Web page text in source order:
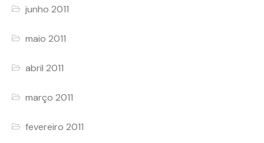
junho 2011
maio 2011
abril 2011
março 2011
fevereiro 2011